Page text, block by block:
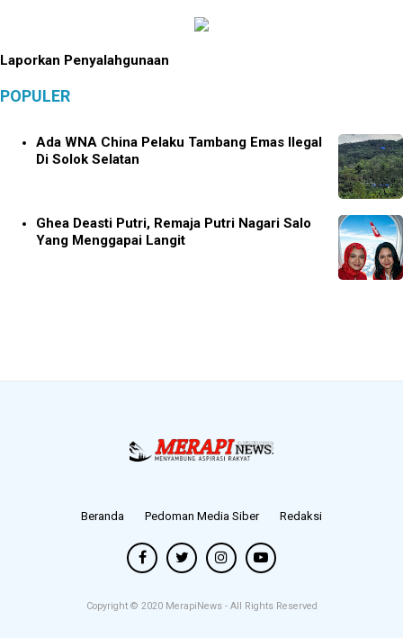
Laporkan Penyalahgunaan
POPULER
Ada WNA China Pelaku Tambang Emas Ilegal
Di Solok Selatan
Ghea Deasti Putri, Remaja Putri Nagari Salo
Yang Menggapai Langit
Beranda Pedoman Media Siber Redaksi
Copyright © 2020 MerapiNews - All Rights Reserved